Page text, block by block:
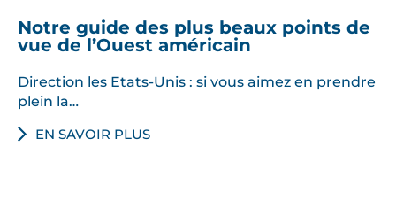
Notre guide des plus beaux points de
vue de l’Ouest américain
Direction les Etats-Unis : si vous aimez en prendre
plein la…
EN SAVOIR PLUS